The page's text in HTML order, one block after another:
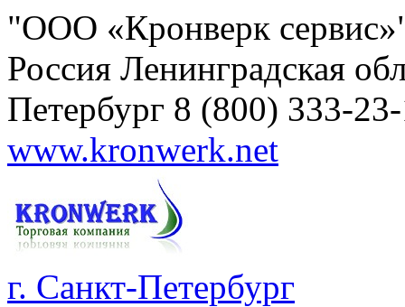
"ООО «Кронверк
Россия Ленинградская
Петербург 8 (800) 333-
www.kronwerk.net
г. Санкт-Петербург